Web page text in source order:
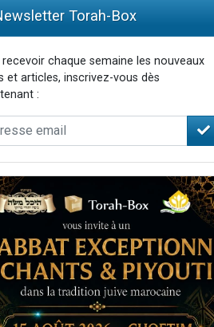
Torah-Box
recevoir chaque semaine les nouveaux
et articles, inscrivez-vous dès
: